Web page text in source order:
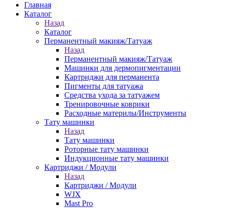
Главная
Каталог
Назад
Каталог
Перманентный макияж/Татуаж
Назад
Перманентный макияж/Татуаж
Машинки для дермопигментации
Картриджи для перманента
Пигменты для татуажа
Средства ухода за татуажем
Тренировочные коврики
Расходные материлы/Инструменты
Тату машинки
Назад
Тату машинки
Роторные тату машинки
Индукционные тату машинки
Картриджи / Модули
Назад
Картриджи / Модули
WJX
Mast Pro